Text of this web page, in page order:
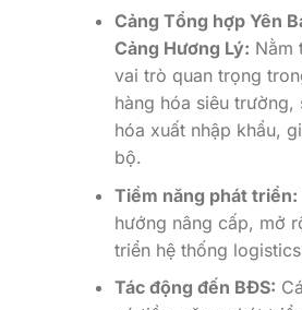
Cảng Tổng hợp Yên
Cảng Hương Lý: Nằm
vai trò quan trọng
hàng hóa siêu trường,
hóa xuất nhập khẩu,
bộ.
Tiềm năng phát triển:
hướng nâng cấp, mở
triển hệ thống
Tác động đến BĐS: